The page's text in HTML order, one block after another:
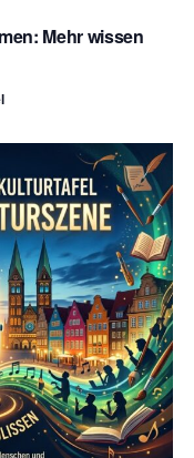
Mehr wissen